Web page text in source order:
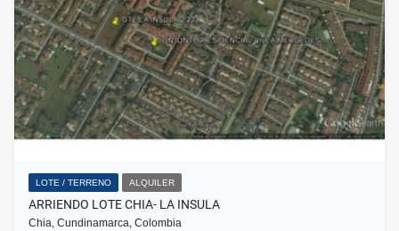
LOTE / TERRENO ALQUILER
ARRIENDO LOTE CHIA- LA INSULA
Chia, Cundinamarca, Colombia